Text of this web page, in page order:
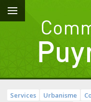
Services Urbanisme